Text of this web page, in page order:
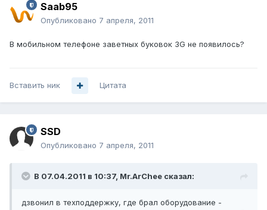
Saab95
Опубликовано 7 апреля, 2011
В мобильном телефоне заветных буковок 3G не появилось?
Вставить ник Цитата
SSD
Опубликовано 7 апреля, 2011
В 07.04.2011 в 10:37, Mr.ArChee сказал:
дзвонил в техподдержку, где брал оборудование -